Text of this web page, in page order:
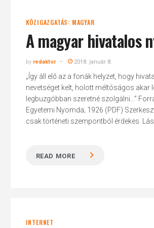
KÖZIGAZGATÁS: MAGYAR
A magyar hivatalos
by redaktor 2018. január 8.
„Így áll elő az a fonák helyzet, hogy
nevetséget kelt, holott méltóságos
legbuzgóbban szeretné szolgálni...”
Egyetemi Nyomda; 1926 (PDF)
csak történeti szempontból érdekes.
READ MORE
INTERNET